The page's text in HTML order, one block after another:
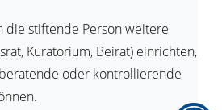
die stiftende Person weitere
Kuratorium, Beirat) einrichten,
oder kontrollierende